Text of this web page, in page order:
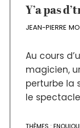
Y’a pas
JEAN-PIERRE
Au cours
magicien,
perturbe la
le